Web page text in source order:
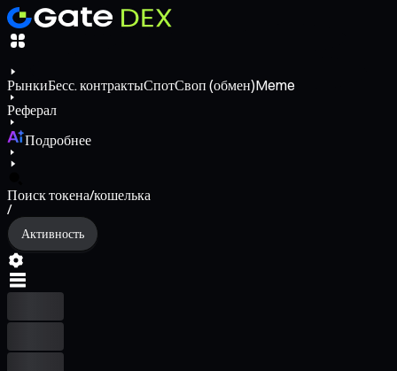
РынкиБесс. контрактыСпотСвоп (обмен)Meme
Реферал
Подробнее
Поиск токена/кошелька
/
Активность